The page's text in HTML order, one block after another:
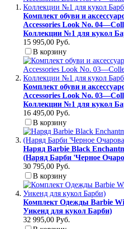
Комплект обуви и
Accessories Look No.
Коллекции №1 для кукол
15 995,00 Руб.
В корзину
Комплект обуви и
Accessories Look No.
Коллекции №1 для кукол
16 495,00 Руб.
В корзину
Наряд Barbie Black
(Наряд Барби 'Черное
30 795,00 Руб.
В корзину
Комплект Одежды Barbie
Уикенд для кукол Барби)
32 995,00 Руб.